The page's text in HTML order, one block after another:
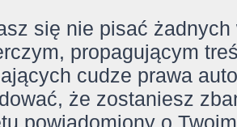
się nie pisać
propagującym
cudze prawa
że zostaniesz
powiadomiony o